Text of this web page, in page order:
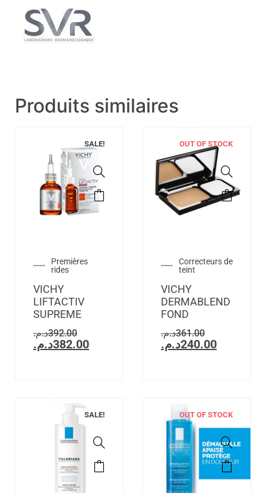
Produits similaires
SALE!
Premières
rides
VICHY
LIFTACTIV
SUPREME
392.00د.م.
382.00د.م.
OUT OF STOCK
Correcteurs de
teint
VICHY
DERMABLEND
FOND
361.00د.م.
240.00د.م.
SALE! OUT OF STOCK